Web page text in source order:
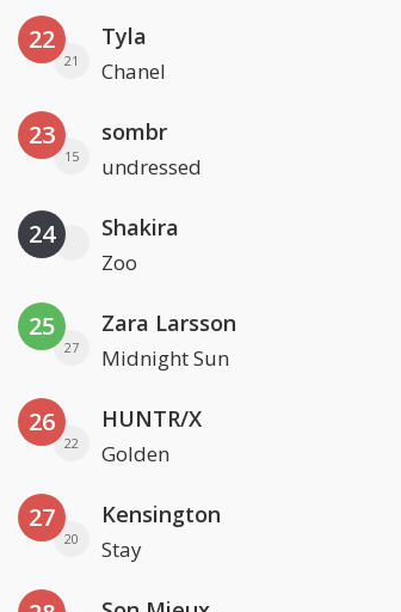
22
21
Tyla
Chanel
23
15
sombr
undressed
24 Shakira
Zoo
25
27
Zara Larsson
Midnight Sun
26
22
HUNTR/X
Golden
27
20
Kensington
Stay